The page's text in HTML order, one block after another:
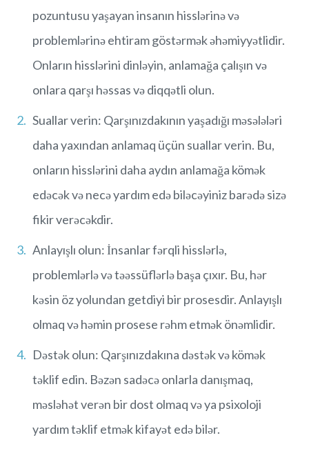
pozuntusu yaşayan insanın hisslərinə və
problemlərinə ehtiram göstərmək əhəmiyyətlidir.
Onların hisslərini dinləyin, anlamağa çalışın və
onlara qarşı həssas və diqqətli olun.
Suallar verin: Qarşınızdakının yaşadığı məsələləri
daha yaxından anlamaq üçün suallar verin. Bu,
onların hisslərini daha aydın anlamağa kömək
edəcək və necə yardım edə biləcəyiniz barədə sizə
fikir verəcəkdir.
Anlayışlı olun: İnsanlar fərqli hisslərlə,
problemlərlə və təəssüflərlə başa çıxır. Bu, hər
kəsin öz yolundan getdiyi bir prosesdir. Anlayışlı
olmaq və həmin prosese rəhm etmək önəmlidir.
Dəstək olun: Qarşınızdakına dəstək və kömək
təklif edin. Bəzən sadəcə onlarla danışmaq,
məsləhət verən bir dost olmaq və ya psixoloji
yardım təklif etmək kifayət edə bilər.